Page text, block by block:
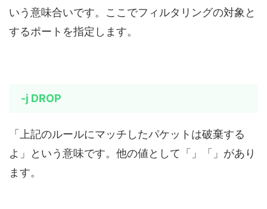
いう意味合いです。ここでフィルタリングの対象と
するポートを指定します。
-j DROP
「上記のルールにマッチしたパケットは破棄する
よ」という意味です。他の値として「」「」があり
ます。